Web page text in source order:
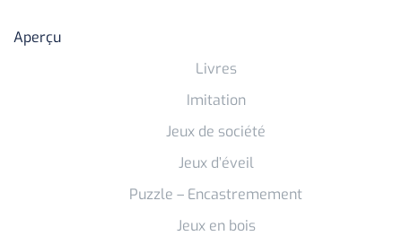
Aperçu
Livres
Imitation
Jeux de société
Jeux d’éveil
Puzzle – Encastremement
Jeux en bois